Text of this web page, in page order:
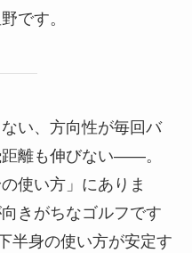
です。
い、方向性が毎回バ
離も伸びない——。
使い方」にありま
きがちなゴルフです
半身の使い方が安定す